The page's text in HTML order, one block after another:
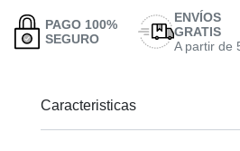
PAGO 100%
SEGURO
ENVÍOS
GRATIS
A partir de
Caracteristicas